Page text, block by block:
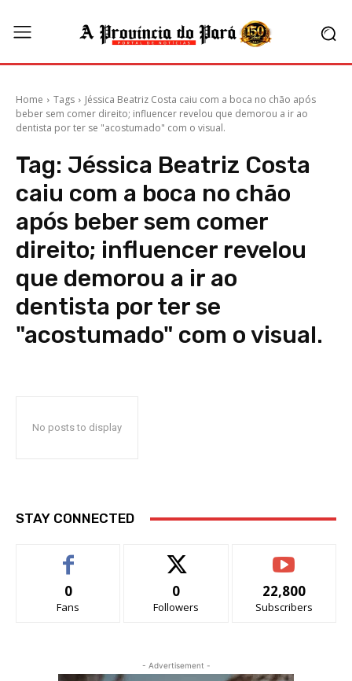
Home Tags
Jéssica Beatriz Costa caiu com a boca no chão após
beber sem comer direito; influencer revelou que demorou a ir ao
dentista por ter se "acostumado" com o visual.
Tag: Jéssica Beatriz Costa
caiu com a boca no chão
após beber sem comer
direito; influencer revelou
que demorou a ir ao
dentista por ter se
"acostumado" com o visual.
No posts to display
STAY CONNECTED
0
Fans
0
Followers
22,800
Subscribers
- Advertisement -